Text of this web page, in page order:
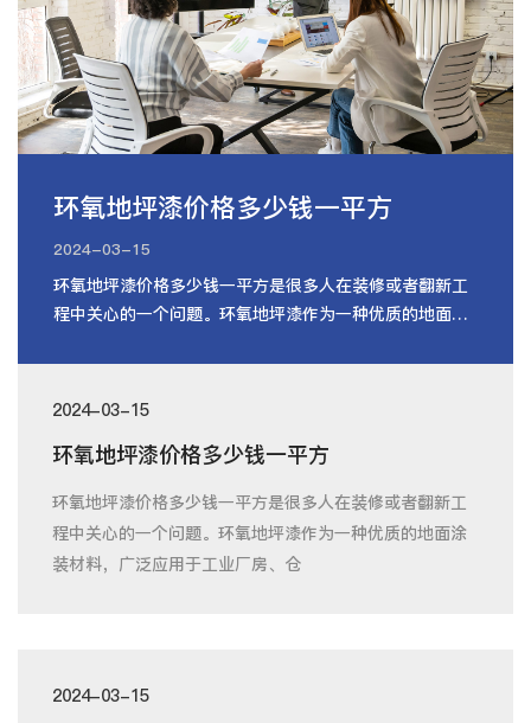
环氧地坪漆价格多少钱一平方
2024-03-15
环氧地坪漆价格多少钱一平方是很多人在装修或者翻新工
程中关心的一个问题。环氧地坪漆作为一种优质的地面涂
2024-03-15
环氧地坪漆价格多少钱一平方
环氧地坪漆价格多少钱一平方是很多人在装修或者翻新工
程中关心的一个问题。环氧地坪漆作为一种优质的地面涂
装材料，广泛应用于工业厂房、仓
2024-03-15